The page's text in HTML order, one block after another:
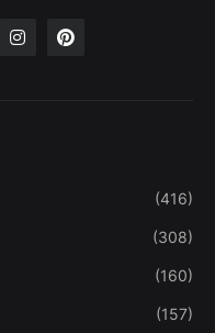
(416)
(308)
(160)
(157)